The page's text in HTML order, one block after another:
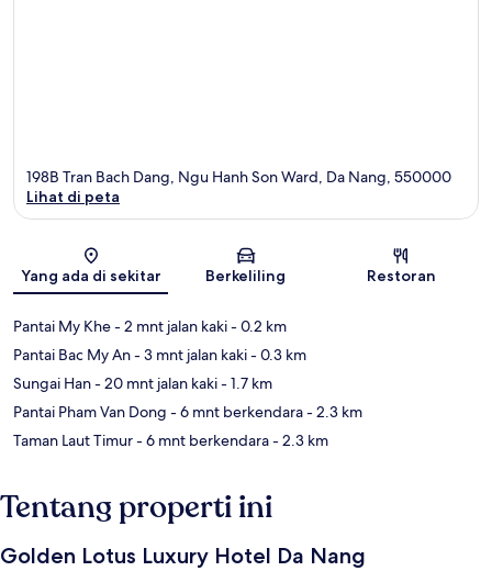
Peta
198B Tran Bach Dang, Ngu Hanh Son Ward, Da Nang, 550000
Lihat di peta
Yang ada di sekitar Berkeliling Restoran
Pantai My Khe- 2 mnt jalan kaki- 0.2 km
Pantai Bac My An- 3 mnt jalan kaki- 0.3 km
Sungai Han- 20 mnt jalan kaki- 1.7 km
Pantai Pham Van Dong - 6 mnt berkendara- 2.3 km
Taman Laut Timur- 6 mnt berkendara- 2.3 km
Tentang properti ini
Golden Lotus Luxury Hotel Da Nang